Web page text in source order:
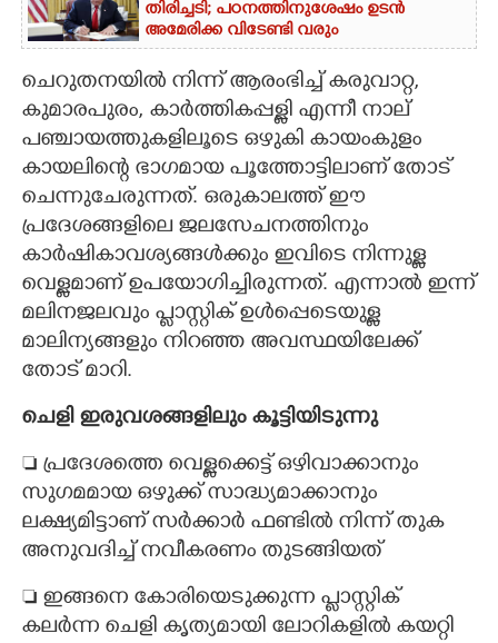
തിരിച്ചടി; പഠനത്തിനുശേഷം ഉടൻ
അമേരിക്ക വിടേണ്ടി വരും
ചെറുതനയിൽ നിന്ന് ആരംഭിച്ച് കരുവാറ്റ,
കുമാരപുരം, കാർത്തികപ്പള്ളി എന്നീ നാല്
പഞ്ചായത്തുകളിലൂടെ ഒഴുകി കായംകുളം
കായലിന്റെ ഭാഗമായ പൂത്തോട്ടിലാണ് തോട്
ചെന്നുചേരുന്നത്. ഒരുകാലത്ത് ഈ
പ്രദേശങ്ങളിലെ ജലസേചനത്തിനും
കാർഷികാവശ്യങ്ങൾക്കും ഇവിടെ നിന്നുള്ള
വെള്ളമാണ് ഉപയോഗിച്ചിരുന്നത്. എന്നാൽ ഇന്ന്
മലിനജലവും പ്ലാസ്റ്റിക് ഉൾപ്പെടെയുള്ള
മാലിന്യങ്ങളും നിറഞ്ഞ അവസ്ഥയിലേക്ക്
തോട് മാറി.
ചെളി ഇരുവശങ്ങളിലും കൂട്ടിയിടുന്നു
 പ്രദേശത്തെ വെള്ളക്കെട്ട് ഒഴിവാക്കാനും
സുഗമമായ ഒഴുക്ക് സാദ്ധ്യമാക്കാനും
ലക്ഷ്യമിട്ടാണ് സർക്കാർ ഫണ്ടിൽ നിന്ന് തുക
അനുവദിച്ച് നവീകരണം തുടങ്ങിയത്
 ഇങ്ങനെ കോരിയെടുക്കുന്ന പ്ലാസ്റ്റിക്
കലർന്ന ചെളി കൃത്യമായി ലോറികളിൽ കയറ്റി